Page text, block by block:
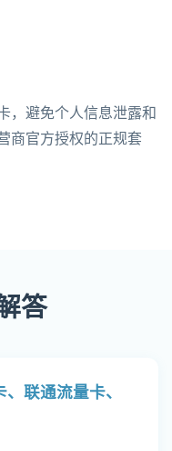
，避免个人信息泄露和
商官方授权的正规套
答
联通流量卡、